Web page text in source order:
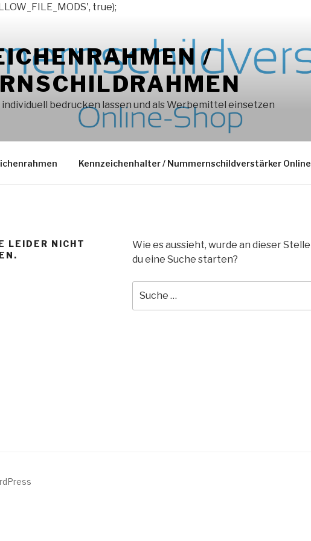
true);
/
bedrucken lassen und als Werbemittel einsetzen
Kennzeichenhalter / Nummernschildverstärker
LEIDER NICHT
Wie es aussieht, wurde an dieser
du eine Suche starten?
nach: